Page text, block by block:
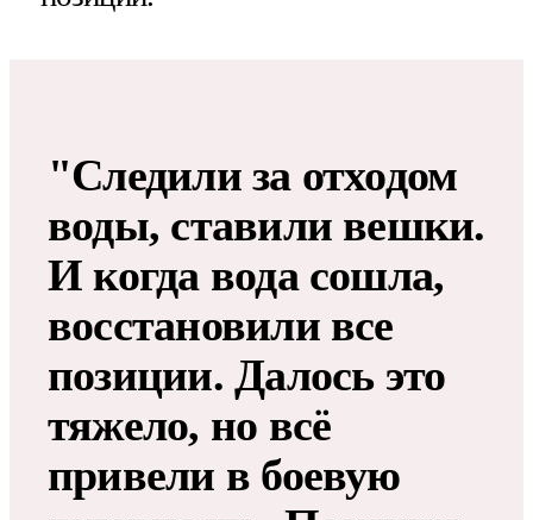
"Следили за отходом
воды, ставили вешки.
И когда вода сошла,
восстановили все
позиции. Далось это
тяжело, но всё
привели в боевую